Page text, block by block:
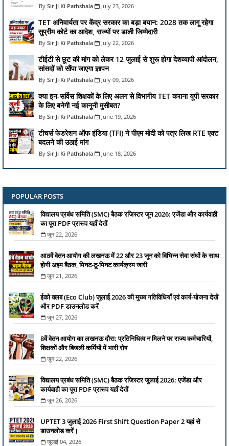
Sir Ji Ki Pathshala July 23, 2026
TET अनिवार्यता पर केंद्र सरकार का बड़ा बयान: 2028 तक लागू रहेगा
सुप्रीम कोर्ट का आदेश, राज्यों पर डाली जिम्मेदारी
Sir Ji Ki Pathshala July 22, 2026
टीईटी से छूट की मांग को लेकर 12 जुलाई से शुरू होगा देशव्यापी आंदोलन,
सांसदों को सौंपा जाएगा ज्ञापन
Sir Ji Ki Pathshala July 09, 2026
क्या इन-सर्विस शिक्षकों के लिए अलग से विभागीय TET कराना यूपी सरकार
के लिए बनेगी नई कानूनी मुसीबत?
Sir Ji Ki Pathshala June 19, 2026
टीचर्स फेडरेशन ऑफ इंडिया (TFI) ने पीएम मोदी को पत्र लिख RTE एक्ट
बदलने की उठाई मांग
Sir Ji Ki Pathshala June 18, 2026
POPULAR POSTS
विद्यालय प्रबंध समिति (SMC) बैठक रजिस्टर जून 2026: एजेंडा और कार्यवाही
का पूरा PDF प्रारूप यहाँ देखें
जून 22, 2026
आठवें वेतन आयोग की लखनऊ में 22 और 23 जून को विभिन्न सेवा संघों के साथ
होगी अहम बैठक, मिनट-टू-मिनट कार्यक्रम जारी
जून 21, 2026
ईको क्लब (Eco Club) जुलाई 2026 की मुख्य गतिविधियाँ एवं कार्य-योजना देखें
और PDF डाउनलोड करें
जून 27, 2026
8वें वेतन आयोग का लखनऊ दौरा: प्रतिनिधित्व न मिलने पर राज्य कर्मचारियों,
शिक्षकों और बिजली कर्मियों में भारी रोष
जून 22, 2026
विद्यालय प्रबंध समिति (SMC) बैठक रजिस्टर जुलाई 2026: एजेंडा और
कार्यवाही का पूरा PDF प्रारूप यहाँ देखें
जून 26, 2026
UPTET 3 जुलाई 2026 First Shift Question Paper 2 यहां से
डाउनलोड करें।
जुलाई 04, 2026